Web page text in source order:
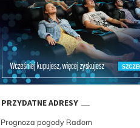
PRZYDATNE ADRESY
Prognoza pogody Radom